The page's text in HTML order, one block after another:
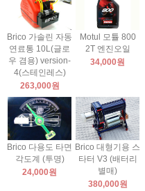
Brico 가솔린 자동
연료통 10L(글로
우 겸용) version-
4(스테인레스)
263,000원
Motul 모튤 800
2T 엔진오일
34,000원
Brico 다용도 타면
각도계 (투명)
24,000원
Brico 대형기용 스
타터 V3 (배터리
별매)
380,000원